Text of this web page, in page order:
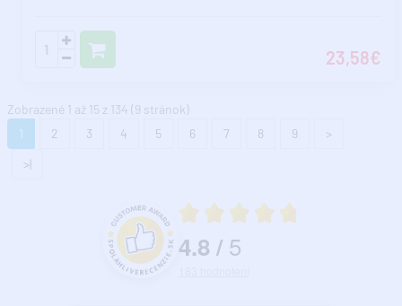
23,58€
Zobrazené 1 až 15 z 134 (9 stránok)
1
2 3 4 5 6 7 8 9
>
>|
Hodnotenie a recenzie zákazníkov
Priemerné hodnotenie 4.8 z 5
4.8 / 5